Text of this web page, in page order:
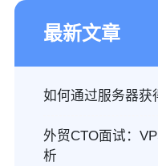
最新文章
如何通过服务器获
外贸CTO面试：
析